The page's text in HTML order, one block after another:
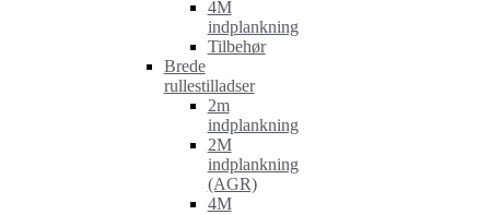
4M
indplankning
Tilbehør
Brede
rullestilladser
2m
indplankning
2M
indplankning
(AGR)
4M